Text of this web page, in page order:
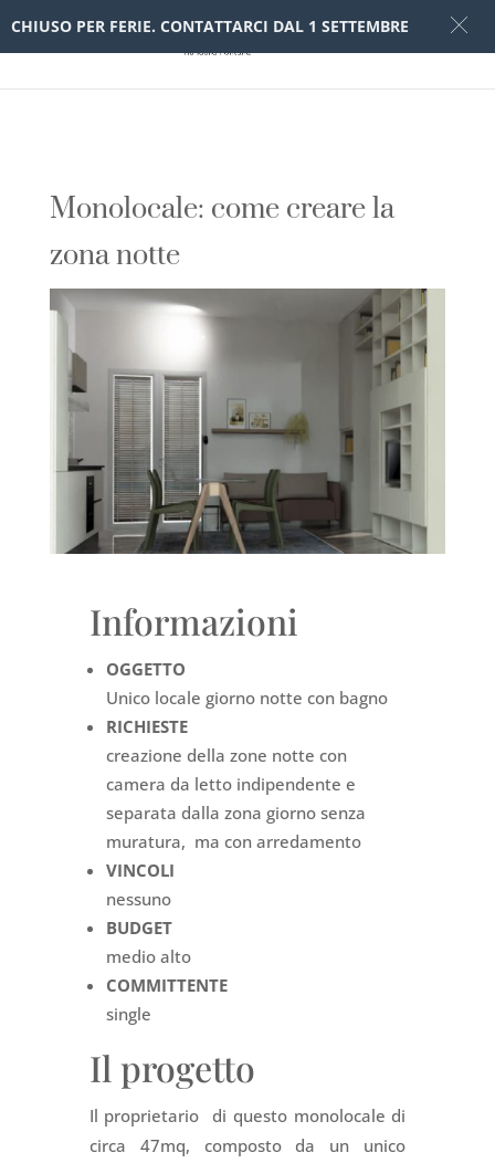
Monolocale: come creare la
zona notte
Informazioni
OGGETTO
Unico locale giorno notte con bagno
RICHIESTE
creazione della zone notte con
camera da letto indipendente e
separata dalla zona giorno senza
muratura, ma con arredamento
VINCOLI
nessuno
BUDGET
medio alto
COMMITTENTE
single
Il progetto
Il proprietario di questo monolocale di
circa 47mq, composto da un unico
CHIUSO PER FERIE. CONTATTARCI DAL 1 SETTEMBRE